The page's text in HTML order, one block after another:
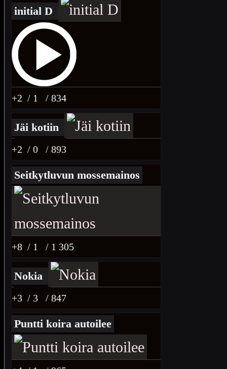
initial D
+2 / 1 / 834
Jäi kotiin
+2 / 0 / 893
Seitkytluvun mossemainos
+8 / 1 / 1 305
Nokia
+3 / 3 / 847
Puntti koira autoilee